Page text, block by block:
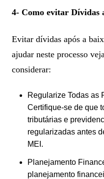
4- Como evitar
Evitar dívidas após a
ajudar neste processo
considerar:
Regularize Todas as
Certifique-se de que
tributárias e
regularizadas antes
MEI.
Planejamento
planejamento